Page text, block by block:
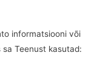
informatsiooni või
Teenust kasutad: